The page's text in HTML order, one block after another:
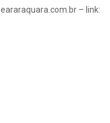
– link: